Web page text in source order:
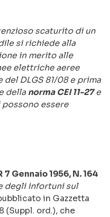
scaturito di un
si richiede alla
in merito alle
elettriche aeree
DLGS 81/08 e prima
dellanorma CEI 11-27e
essere
7 Gennaio 1956, N. 164
degli infortuni sul
in Gazzetta
(Suppl. ord.), che